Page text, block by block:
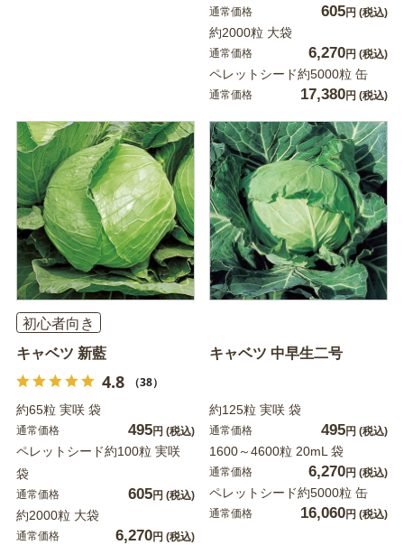
通常価格 605円 (税込)
約2000粒 大袋
通常価格 6,270円 (税込)
ペレットシード約5000粒 缶
通常価格 17,380円 (税込)
初心者向き
キャベツ 新藍
4.8 （38）
約65粒 実咲 袋
通常価格 495円 (税込)
ペレットシード約100粒 実咲
袋
通常価格 605円 (税込)
約2000粒 大袋
通常価格 6,270円 (税込)
キャベツ 中早生二号
約125粒 実咲 袋
通常価格 495円 (税込)
1600～4600粒 20mL 袋
通常価格 6,270円 (税込)
ペレットシード約5000粒 缶
通常価格 16,060円 (税込)